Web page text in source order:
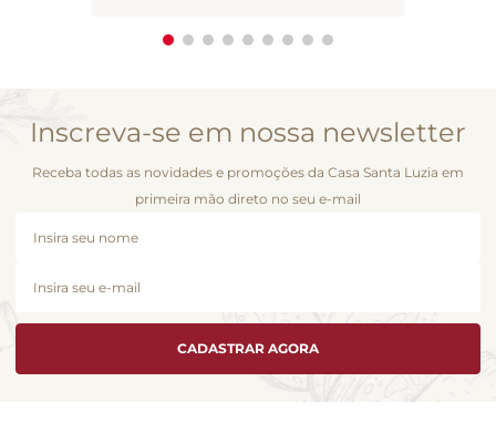
Inscreva-se em nossa newsletter
Receba todas as novidades e promoções da Casa Santa Luzia em
primeira mão direto no seu e-mail
CADASTRAR AGORA